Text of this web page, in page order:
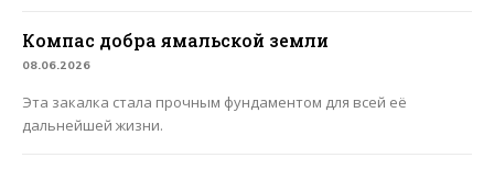
Компас добра ямальской земли
08.06.2026
Эта закалка стала прочным фундаментом для всей её
дальнейшей жизни.